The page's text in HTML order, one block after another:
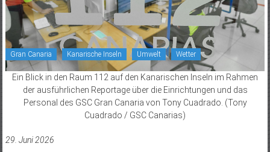
Gran Canaria Kanarische Inseln Umwelt Wetter
Ein Blick in den Raum 112 auf den Kanarischen Inseln im Rahmen
der ausführlichen Reportage über die Einrichtungen und das
Personal des GSC Gran Canaria von Tony Cuadrado. (Tony
Cuadrado / GSC Canarias)
29. Juni 2026